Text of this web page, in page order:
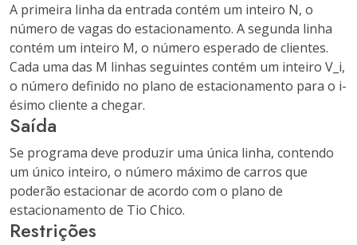
A primeira linha da entrada contém um inteiro N, o
número de vagas do estacionamento. A segunda linha
contém um inteiro M, o número esperado de clientes.
Cada uma das M linhas seguintes contém um inteiro V_i,
o número definido no plano de estacionamento para o i-
ésimo cliente a chegar.
Saída
Se programa deve produzir uma única linha, contendo
um único inteiro, o número máximo de carros que
poderão estacionar de acordo com o plano de
estacionamento de Tio Chico.
Restrições